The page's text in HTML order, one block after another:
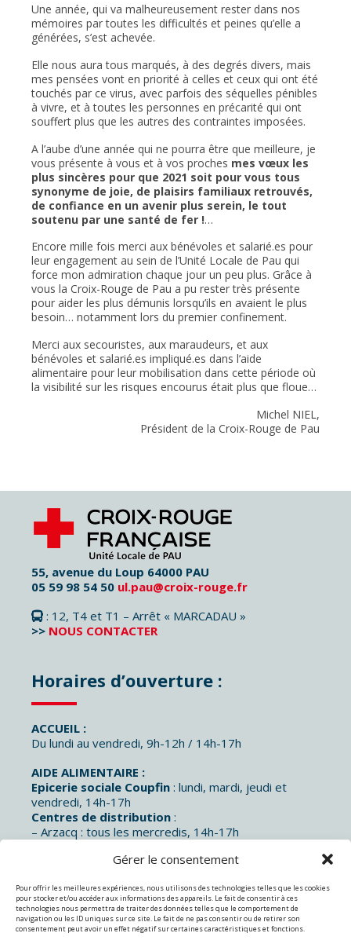
Gérer le consentement
Pour offrir les meilleures expériences, nous utilisons des technologies telles que les cookies
pour stocker et/ou accéder aux informations des appareils. Le fait de consentir à ces
technologies nous permettra de traiter des données telles que le comportement de
navigation ou les ID uniques sur ce site. Le fait de ne pas consentir ou de retirer son
consentement peut avoir un effet négatif sur certaines caractéristiques et fonctions.
Une année, qui va malheureusement rester dans nos
mémoires par toutes les difficultés et peines qu’elle a
générées, s’est achevée.
Elle nous aura tous marqués, à des degrés divers, mais
mes pensées vont en priorité à celles et ceux qui ont été
touchés par ce virus, avec parfois des séquelles pénibles
à vivre, et à toutes les personnes en précarité qui ont
souffert plus que les autres des contraintes imposées.
A l’aube d’une année qui ne pourra être que meilleure, je
vous présente à vous et à vos proches mes vœux les
plus sincères pour que 2021 soit pour vous tous
synonyme de joie, de plaisirs familiaux retrouvés,
de confiance en un avenir plus serein, le tout
soutenu par une santé de fer !…
Encore mille fois merci aux bénévoles et salarié.es pour
leur engagement au sein de l’Unité Locale de Pau qui
force mon admiration chaque jour un peu plus. Grâce à
vous la Croix-Rouge de Pau a pu rester très présente
pour aider les plus démunis lorsqu’ils en avaient le plus
besoin… notamment lors du premier confinement.
Merci aux secouristes, aux maraudeurs, et aux
bénévoles et salarié.es impliqué.es dans l’aide
alimentaire pour leur mobilisation dans cette période où
la visibilité sur les risques encourus était plus que floue…
Michel NIEL,
Président de la Croix-Rouge de Pau
55, avenue du Loup 64000 PAU
05 59 98 54 50 ul.pau@croix-rouge.fr
: 12, T4 et T1 – Arrêt « MARCADAU »
>> NOUS CONTACTER
Horaires d’ouverture :
ACCUEIL :
Du lundi au vendredi, 9h-12h / 14h-17h
AIDE ALIMENTAIRE :
Epicerie sociale Coupfin : lundi, mardi, jeudi et
vendredi, 14h-17h
Centres de distribution :
– Arzacq : tous les mercredis, 14h-17h
BOUTIQUES :
Bric à Brac: du lundi au vendredi, 14h-17h